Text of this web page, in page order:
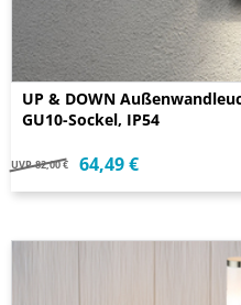
UP & DOWN
GU10-Sockel, IP54
UVP 82,00 € 64,49 €